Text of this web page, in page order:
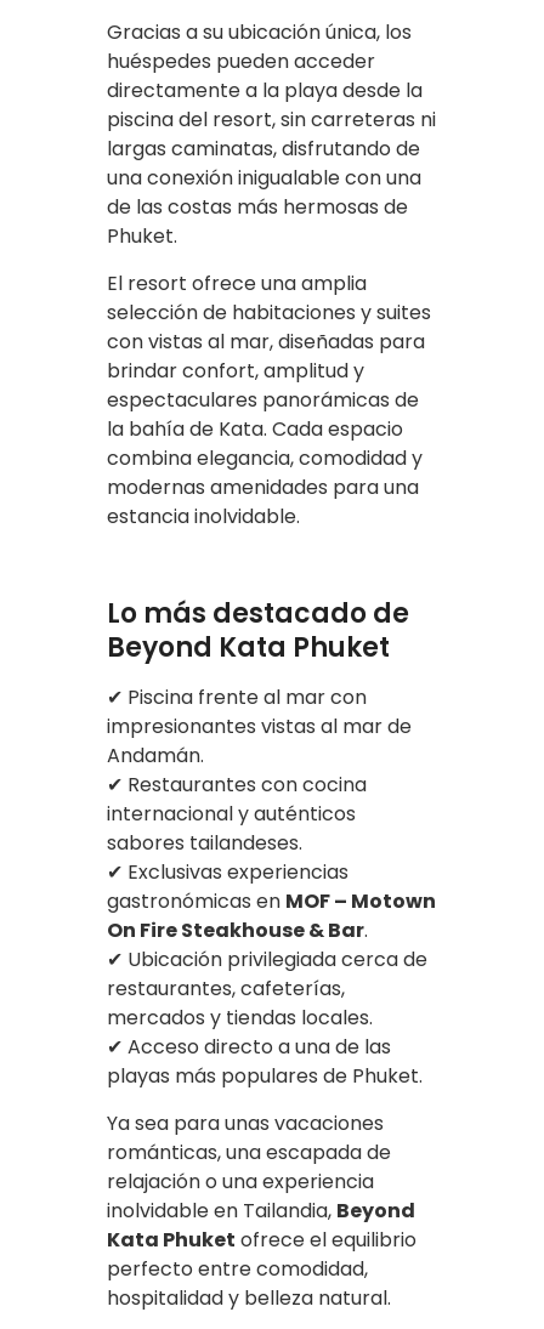
Gracias a su ubicación única, los
huéspedes pueden acceder
directamente a la playa desde la
piscina del resort, sin carreteras ni
largas caminatas, disfrutando de
una conexión inigualable con una
de las costas más hermosas de
Phuket.
El resort ofrece una amplia
selección de habitaciones y suites
con vistas al mar, diseñadas para
brindar confort, amplitud y
espectaculares panorámicas de
la bahía de Kata. Cada espacio
combina elegancia, comodidad y
modernas amenidades para una
estancia inolvidable.
Lo más destacado de
Beyond Kata Phuket
✔ Piscina frente al mar con
impresionantes vistas al mar de
Andamán.
✔ Restaurantes con cocina
internacional y auténticos
sabores tailandeses.
✔ Exclusivas experiencias
gastronómicas en MOF – Motown
On Fire Steakhouse & Bar.
✔ Ubicación privilegiada cerca de
restaurantes, cafeterías,
mercados y tiendas locales.
✔ Acceso directo a una de las
playas más populares de Phuket.
Ya sea para unas vacaciones
románticas, una escapada de
relajación o una experiencia
inolvidable en Tailandia, Beyond
Kata Phuket ofrece el equilibrio
perfecto entre comodidad,
hospitalidad y belleza natural.